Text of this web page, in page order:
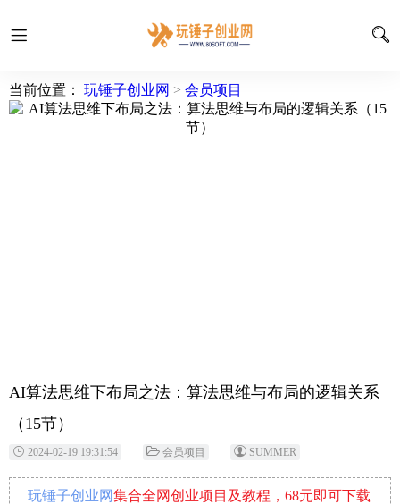
当前位置： 玩锤子创业网 > 会员项目
AI算法思维下布局之法：算法思维与布局的逻辑关系
（15节）
2024-02-19 19:31:54 会员项目 SUMMER
玩锤子创业网集合全网创业项目及教程，68元即可下载